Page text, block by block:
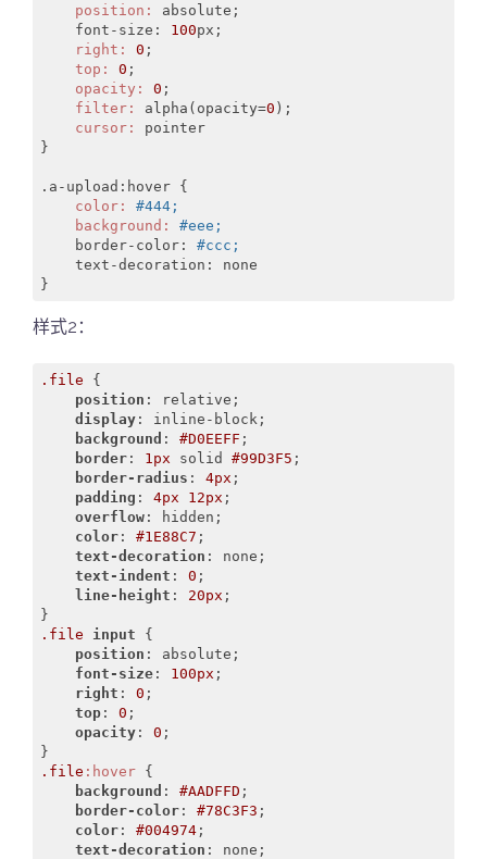
    position:
absolute;
    font-size:
100
    right:
0
    top:
0
    opacity:
0
    filter:
alpha(opacity=0
    cursor:
pointer
}
.a-upload: hover
    color:
#444;
    background:
#eee;
    border-color:
#ccc;
}
样式2：
.file {
position : relative;
display: inline-block;
background : #D0EEFF ;
border: 1px solid #99D3F5 ;
border-radius : 4px ;
padding : 4px 12px ;
overflow: hidden;
color: #1E88C7 ;
text-decoration : none;
text-indent : 0 ;
line-height : 20px ;
.file
input {
position : absolute;
font-size: 100px ;
right : 0 ;
top: 0 ;
opacity: 0 ;
.file :hover {
background : #AADFFD ;
border-color: #78C3F3 ;
color: #004974;
text-decoration : none;